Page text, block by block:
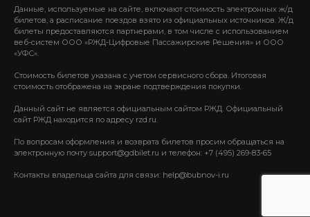
Данные, используемые на сайте, включают стоимость электронных ж/д
билетов, а расписание поездов взято из официальных источников. Ж/д
билеты предоставляются партнерами, в том числе с использованием
веб-систем ООО «РЖД-Цифровые Пассажирские Решения» и ООО
«УФС».
Стоимость билетов указана с учетом сервисного сбора. Итоговая
стоимость отображена на экране подтверждения покупки.
Данный сайт не является официальным сайтом РЖД. Официальный
сайт РЖД находится по адресу rzd.ru.
По вопросам оформления и возврата билетов просим обращаться на
электронную почту support@gdbilet.ru и телефон: +7 (495) 269-83-65
Контакты владельца сайта для связи: help@bubnov-i.ru